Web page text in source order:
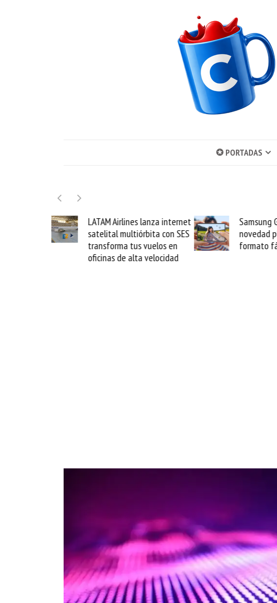
✪ PORTADAS
LATAM Airlines lanza internet
satelital multiórbita con SES
transforma tus vuelos en
oficinas de alta velocidad
Samsung Galaxy Z Fold8 la
novedad plegable y un
formato fácil de enamorse